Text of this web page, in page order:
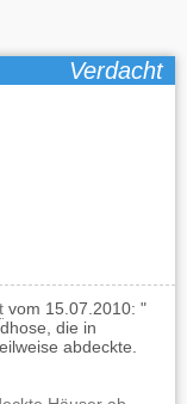
Verdacht
vom 15.07.2010: "
die in
abdeckte.